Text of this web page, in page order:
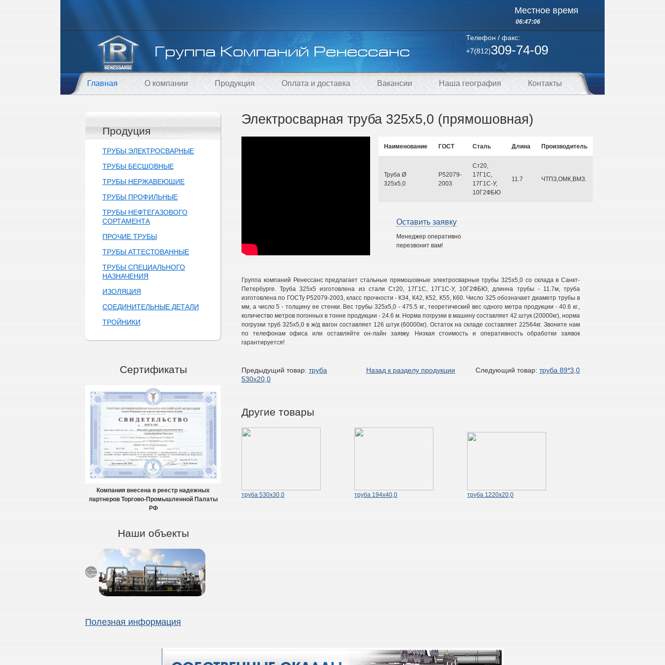
Местное время
06:47:07
Телефон / факс:
+7(812)309-74-09
Главная О компании Продукция Оплата и доставка Вакансии Наша география Контакты
Продуция
ТРУБЫ ЭЛЕКТРОСВАРНЫЕ
ТРУБЫ БЕСШОВНЫЕ
ТРУБЫ НЕРЖАВЕЮЩИЕ
ТРУБЫ ПРОФИЛЬНЫЕ
ТРУБЫ НЕФТЕГАЗОВОГО
СОРТАМЕНТА
ПРОЧИЕ ТРУБЫ
ТРУБЫ АТТЕСТОВАННЫЕ
ТРУБЫ СПЕЦИАЛЬНОГО
НАЗНАЧЕНИЯ
ИЗОЛЯЦИЯ
СОЕДИНИТЕЛЬНЫЕ ДЕТАЛИ
ТРОЙНИКИ
Сертификаты
Компания внесена в реестр надежных
партнеров Торгово-Промышленной Палаты
РФ
Наши объекты
Полезная информация
Электросварная труба 325х5,0 (прямошовная)
Наименование ГОСТ Сталь Длина Производитель
Труба Ø
325х5,0
Р52079-
2003
Ст20,
17Г1С,
17Г1С-У,
10Г2ФБЮ
11.7 ЧТПЗ,ОМК,ВМЗ.
Оставить заявку
Менеджер оперативно
перезвонит вам!
Группа компаний Ренессанс предлагает стальные прямошовные электросварные трубы 325х5,0 со склада в Санкт-
Петербурге. Труба 325х5 изготовлена из стали Ст20, 17Г1С, 17Г1С-У, 10Г2ФБЮ, длинна трубы - 11.7м, труба
изготовлена по ГОСТу Р52079-2003, класс прочности - К34, К42, К52, К55, К60. Число 325 обозначает диаметр трубы в
мм, а число 5 - толщину ее стенки. Вес трубы 325х5,0 - 475.5 кг., теоретический вес одного метра продукции - 40.6 кг.,
количество метров погонных в тонне продукции - 24.6 м. Норма погрузки в машину составляет 42 штук (20000кг), норма
погрузки труб 325х5,0 в ж/д вагон составляет 126 штук (60000кг). Остаток на складе составляет 22564кг. Звоните нам
по телефонам офиса или оставляйте он-лайн заявку. Низкая стоимость и оперативность обработки заявок
гарантируется!
Предыдущий товар: труба
530х20,0
Назад к разделу продукции Следующий товар: труба 89*3,0
Другие товары
труба 530х30,0 труба 194х40,0 труба 1220х20,0